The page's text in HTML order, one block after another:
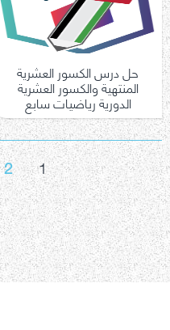
حل درس الكسور العشرية
المنتهية والكسور العشرية
الدورية رياضيات سابع
تعدد
صفحات
المقالات
1
2